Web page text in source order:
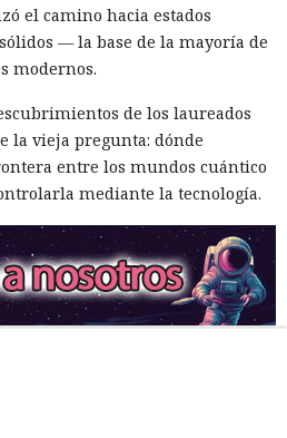
el camino hacia estados
— la base de la mayoría de
modernos.
de los laureados
la vieja pregunta: dónde
entre los mundos cuántico
mediante la tecnología.